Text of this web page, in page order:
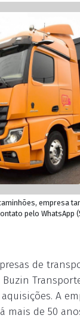
empresa
pelo WhatsApp
de
A
mais de 50